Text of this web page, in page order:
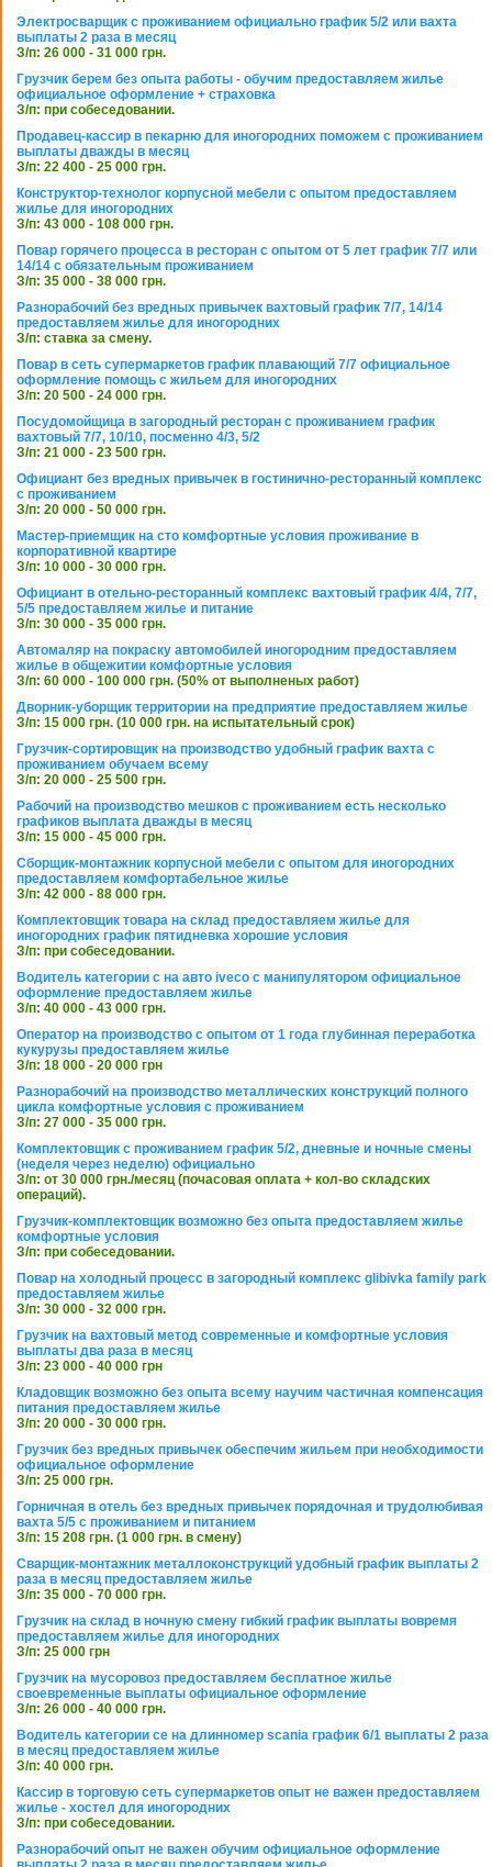
Электросварщик с проживанием официально график 5/2 или вахта
выплаты 2 раза в месяц
З/п: 26 000 - 31 000 грн.
Грузчик берем без опыта работы - обучим предоставляем жилье
официальное оформление + страховка
З/п: при собеседовании.
Продавец-кассир в пекарню для иногородних поможем с проживанием
выплаты дважды в месяц
З/п: 22 400 - 25 000 грн.
Конструктор-технолог корпусной мебели с опытом предоставляем
жилье для иногородних
З/п: 43 000 - 108 000 грн.
Повар горячего процесса в ресторан с опытом от 5 лет график 7/7 или
14/14 с обязательным проживанием
З/п: 35 000 - 38 000 грн.
Разнорабочий без вредных привычек вахтовый график 7/7, 14/14
предоставляем жилье для иногородних
З/п: ставка за смену.
Повар в сеть супермаркетов график плавающий 7/7 официальное
оформление помощь с жильем для иногородних
З/п: 20 500 - 24 000 грн.
Посудомойщица в загородный ресторан с проживанием график
вахтовый 7/7, 10/10, посменно 4/3, 5/2
З/п: 21 000 - 23 500 грн.
Официант без вредных привычек в гостинично-ресторанный комплекс
с проживанием
З/п: 20 000 - 50 000 грн.
Мастер-приемщик на сто комфортные условия проживание в
корпоративной квартире
З/п: 10 000 - 30 000 грн.
Официант в отельно-ресторанный комплекс вахтовый график 4/4, 7/7,
5/5 предоставляем жилье и питание
З/п: 30 000 - 35 000 грн.
Автомаляр на покраску автомобилей иногородним предоставляем
жилье в общежитии комфортные условия
З/п: 60 000 - 100 000 грн. (50% от выполненых работ)
Дворник-уборщик территории на предприятие предоставляем жилье
З/п: 15 000 грн. (10 000 грн. на испытательный срок)
Грузчик-сортировщик на производство удобный график вахта с
проживанием обучаем всему
З/п: 20 000 - 25 500 грн.
Рабочий на производство мешков с проживанием есть несколько
графиков выплата дважды в месяц
З/п: 15 000 - 45 000 грн.
Сборщик-монтажник корпусной мебели с опытом для иногородних
предоставляем комфортабельное жилье
З/п: 42 000 - 88 000 грн.
Комплектовщик товара на склад предоставляем жилье для
иногородних график пятидневка хорошие условия
З/п: при собеседовании.
Водитель категории с на авто iveco с манипулятором официальное
оформление предоставляем жилье
З/п: 40 000 - 43 000 грн.
Оператор на производство с опытом от 1 года глубинная переработка
кукурузы предоставляем жилье
З/п: 18 000 - 20 000 грн
Разнорабочий на производство металлических конструкций полного
цикла комфортные условия с проживанием
З/п: 27 000 - 35 000 грн.
Комплектовщик с проживанием график 5/2, дневные и ночные смены
(неделя через неделю) официально
З/п: от 30 000 грн./месяц (почасовая оплата + кол-во складских
операций).
Грузчик-комплектовщик возможно без опыта предоставляем жилье
комфортные условия
З/п: при собеседовании.
Повар на холодный процесс в загородный комплекс glibivka family park
предоставляем жилье
З/п: 30 000 - 32 000 грн.
Грузчик на вахтовый метод современные и комфортные условия
выплаты два раза в месяц
З/п: 23 000 - 40 000 грн
Кладовщик возможно без опыта всему научим частичная компенсация
питания предоставляем жилье
З/п: 20 000 - 30 000 грн.
Грузчик без вредных привычек обеспечим жильем при необходимости
официальное оформление
З/п: 25 000 грн.
Горничная в отель без вредных привычек порядочная и трудолюбивая
вахта 5/5 с проживанием и питанием
З/п: 15 208 грн. (1 000 грн. в смену)
Сварщик-монтажник металлоконструкций удобный график выплаты 2
раза в месяц предоставляем жилье
З/п: 35 000 - 70 000 грн.
Грузчик на склад в ночную смену гибкий график выплаты вовремя
предоставляем жилье для иногородних
З/п: 25 000 грн
Грузчик на мусоровоз предоставляем бесплатное жилье
своевременные выплаты официальное оформление
З/п: 26 000 - 40 000 грн.
Водитель категории се на длинномер scania график 6/1 выплаты 2 раза
в месяц предоставляем жилье
З/п: 40 000 грн.
Кассир в торговую сеть супермаркетов опыт не важен предоставляем
жилье - хостел для иногородних
З/п: при собеседовании.
Разнорабочий опыт не важен обучим официальное оформление